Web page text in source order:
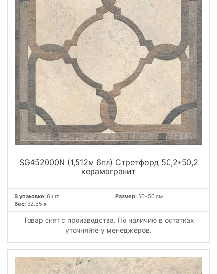
SG452000N (1,512м 6пл) Стретфорд 50,2*50,2
керамогранит
В упаковке: 6 шт Размер: 50*50 см
Вес: 32.55 кг
Товар снят с производства. По наличию в остатках
уточняйте у менеджеров.